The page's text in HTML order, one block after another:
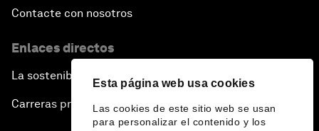
Esta página web usa cookies
Las cookies de este sitio web se usan
para personalizar el contenido y los
Contacte con nosotros
Enlaces directos
La sostenibilidad en el Foro
Carreras profesionales